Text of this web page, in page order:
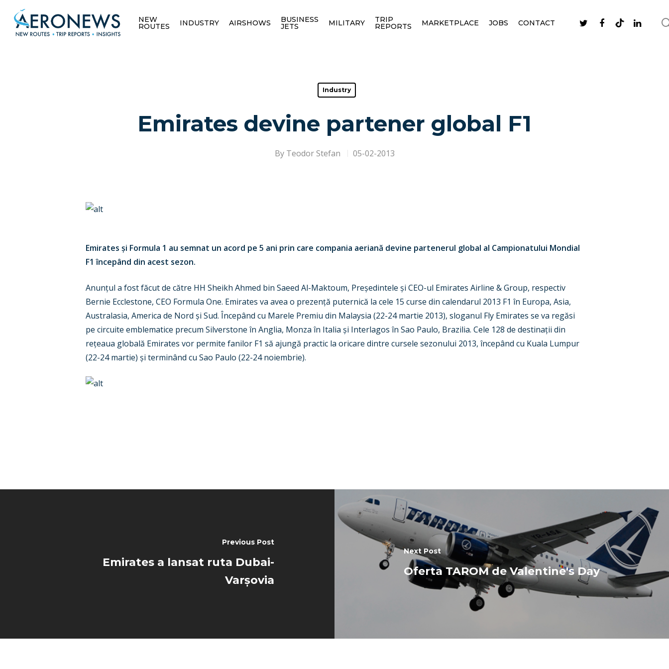
NEW
ROUTES INDUSTRY AIRSHOWS BUSINESS
JETS MILITARY TRIP
REPORTS MARKETPLACE JOBS CONTACT
Industry
Emirates devine partener global F1
By Teodor Stefan 05-02-2013
Emirates și Formula 1 au semnat un acord pe 5 ani prin care compania aeriană devine partenerul global al Campionatului Mondial
F1 începând din acest sezon.
Anunțul a fost făcut de către HH Sheikh Ahmed bin Saeed Al-Maktoum, Președintele și CEO-ul Emirates Airline & Group, respectiv
Bernie Ecclestone, CEO Formula One. Emirates va avea o prezență puternică la cele 15 curse din calendarul 2013 F1 în Europa, Asia,
Australasia, America de Nord și Sud. Începând cu Marele Premiu din Malaysia (22-24 martie 2013), sloganul Fly Emirates se va regăsi
pe circuite emblematice precum Silverstone în Anglia, Monza în Italia și Interlagos în Sao Paulo, Brazilia. Cele 128 de destinații din
rețeaua globală Emirates vor permite fanilor F1 să ajungă practic la oricare dintre cursele sezonului 2013, începând cu Kuala Lumpur
(22-24 martie) și terminând cu Sao Paulo (22-24 noiembrie).
Previous Post
Emirates a lansat ruta Dubai-
Varșovia
Next Post
Oferta TAROM de Valentine's Day